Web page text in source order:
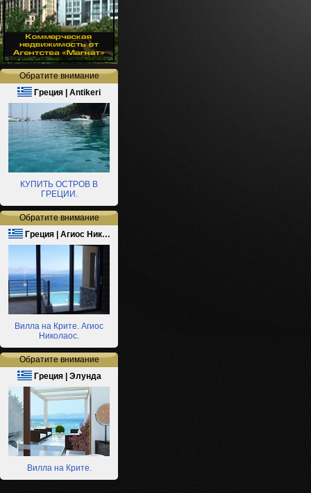
Обратите внимание
Греция | Antikeri
КУПИТЬ ОСТРОВ В
ГРЕЦИИ.
Обратите внимание
Греция | Агиос Ник…
Вилла на Крите. Агиос
Николаос.
Обратите внимание
Греция | Элунда
Вилла на Крите.